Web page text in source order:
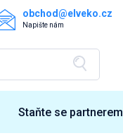
obchod@elveko.cz
Napište nám
Staňte se partnerem